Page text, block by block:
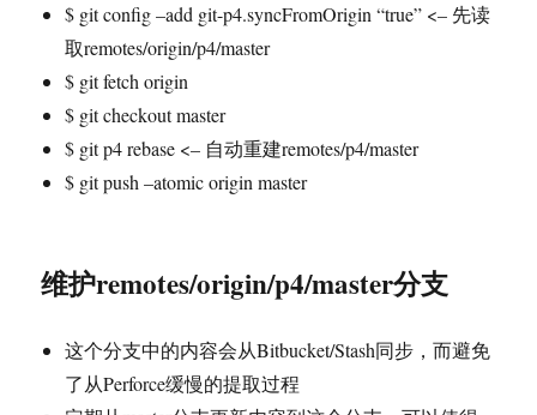
$ git config –add git-p4.syncFromOrigin “true” <– 先读
取remotes/origin/p4/master
$ git fetch origin
$ git checkout master
$ git p4 rebase <– 自动重建remotes/p4/master
$ git push –atomic origin master
维护remotes/origin/p4/master分支
这个分支中的内容会从Bitbucket/Stash同步，而避免
了从Perforce缓慢的提取过程